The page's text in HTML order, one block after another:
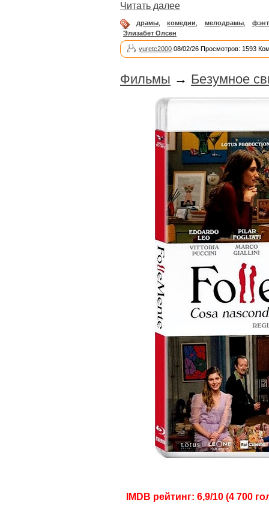
Читать далее
драмы, комедии, мелодрамы,
Элизабет Олсен
yuretc2000 08/02/26 Просмотров: 1593
Фильмы → Безумное
IMDB рейтинг: 6,9/10 (4 700